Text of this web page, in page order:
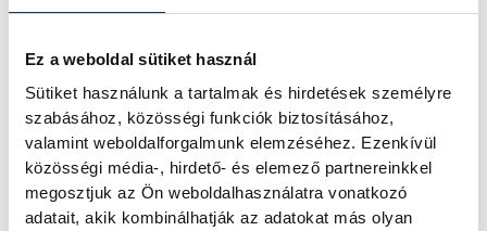
Ez a weboldal sütiket használ
Sütiket használunk a tartalmak és hirdetések személyre
szabásához, közösségi funkciók biztosításához,
valamint weboldalforgalmunk elemzéséhez. Ezenkívül
közösségi média-, hirdető- és elemező partnereinkkel
megosztjuk az Ön weboldalhasználatra vonatkozó
adatait, akik kombinálhatják az adatokat más olyan
emlékműhöz.
1 2 3